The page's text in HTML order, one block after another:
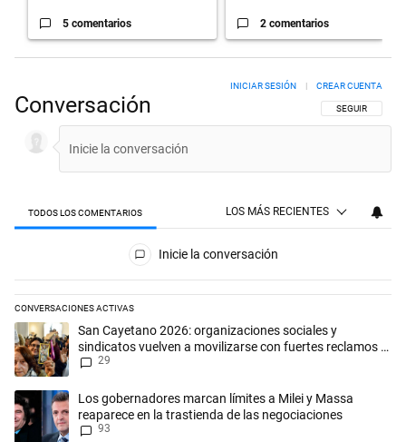
5 comentarios 2 comentarios
Conversación SIGA ESTA
SEGUIR
INICIAR SESIÓN | CREAR CUENTA
TODOS LOS COMENTARIOS LOS MÁS RECIENTES
Todos los comentarios
Inicie la conversación
CONVERSACIONES ACTIVAS
Este listado muestra los artículos con más comentarios en los
Un artículo de tendencia con el título "San Cayetano 2026:
San Cayetano 2026: organizaciones sociales y
sindicatos vuelven a movilizarse con fuertes reclamos al
Gobierno
29
Un artículo de tendencia con el título "Los gobernadores marcan
Los gobernadores marcan límites a Milei y Massa
reaparece en la trastienda de las negociaciones
93